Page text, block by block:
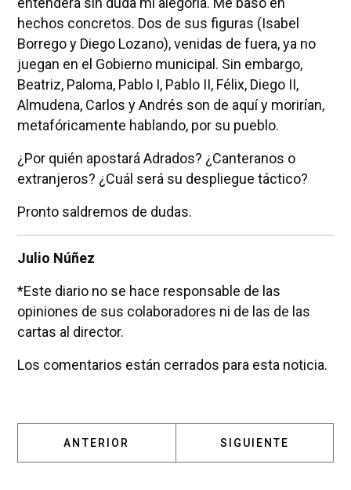
hechos concretos. Dos de sus figuras (Isabel
Borrego y Diego Lozano), venidas de fuera, ya no
juegan en el Gobierno municipal. Sin embargo,
Beatriz, Paloma, Pablo I, Pablo II, Félix, Diego II,
Almudena, Carlos y Andrés son de aquí y morirían,
metafóricamente hablando, por su pueblo.
¿Por quién apostará Adrados? ¿Canteranos o
extranjeros? ¿Cuál será su despliegue táctico?
Pronto saldremos de dudas.
Julio Núñez
*Este diario no se hace responsable de las
opiniones de sus colaboradores ni de las de las
cartas al director.
Los comentarios están cerrados para esta noticia.
ARTÍCULO ANTERIOR: LOS MIL MILLONES DE
ANTERIOR ARTÍCULO
SIGUIENTE